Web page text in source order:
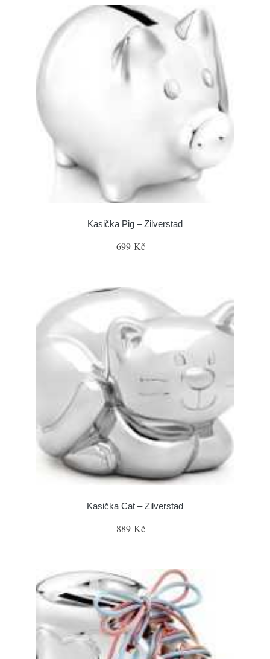
Kasička Pig – Zilverstad
699 Kč
Kasička Cat – Zilverstad
889 Kč